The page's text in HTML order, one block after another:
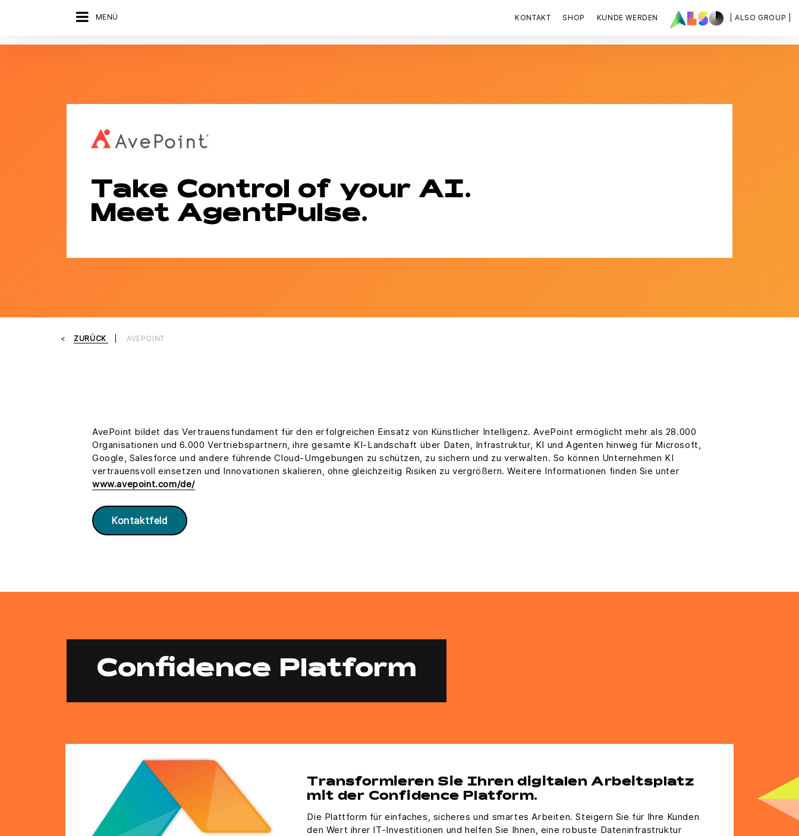
MENÜ | ALSO GROUP |
KONTAKT SHOP KUNDE WERDEN
Take Control of your AI.
Meet AgentPulse.
ZURÜCK AVEPOINT
AvePoint bildet das Vertrauensfundament für den erfolgreichen Einsatz von Künstlicher Intelligenz. AvePoint ermöglicht mehr als 28.000
Organisationen und 6.000 Vertriebspartnern, ihre gesamte KI-Landschaft über Daten, Infrastruktur, KI und Agenten hinweg für Microsoft,
Google, Salesforce und andere führende Cloud-Umgebungen zu schützen, zu sichern und zu verwalten. So können Unternehmen KI
vertrauensvoll einsetzen und Innovationen skalieren, ohne gleichzeitig Risiken zu vergrößern. Weitere Informationen finden Sie unter
www.avepoint.com/de/
Kontaktfeld
Confidence Platform
Transformieren Sie Ihren digitalen Arbeitsplatz
mit der Confidence Platform.
Die Plattform für einfaches, sicheres und smartes Arbeiten. Steigern Sie für Ihre Kunden
den Wert ihrer IT-Investitionen und helfen Sie Ihnen, eine robuste Dateninfrastruktur